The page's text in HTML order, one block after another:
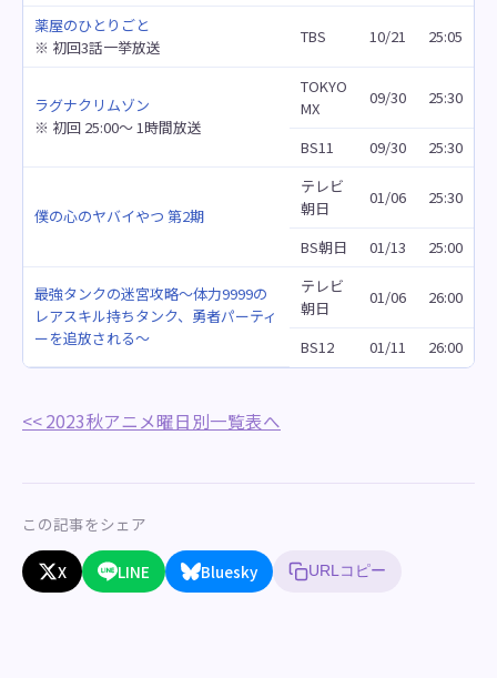
薬屋のひとりごと
※ 初回3話一挙放送
TBS 10/21 25:05
ラグナクリムゾン
※ 初回 25:00～ 1時間放送
TOKYO
MX
09/30 25:30
BS11 09/30 25:30
僕の心のヤバイやつ 第2期
テレビ
朝日
01/06 25:30
BS朝日 01/13 25:00
最強タンクの迷宮攻略～体力9999の
レアスキル持ちタンク、勇者パーティ
ーを追放される～
テレビ
朝日
01/06 26:00
BS12 01/11 26:00
<< 2023秋アニメ曜日別一覧表へ
この記事をシェア
X LINE Bluesky URLコピー